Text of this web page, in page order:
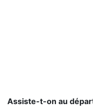
Assiste-t-on au